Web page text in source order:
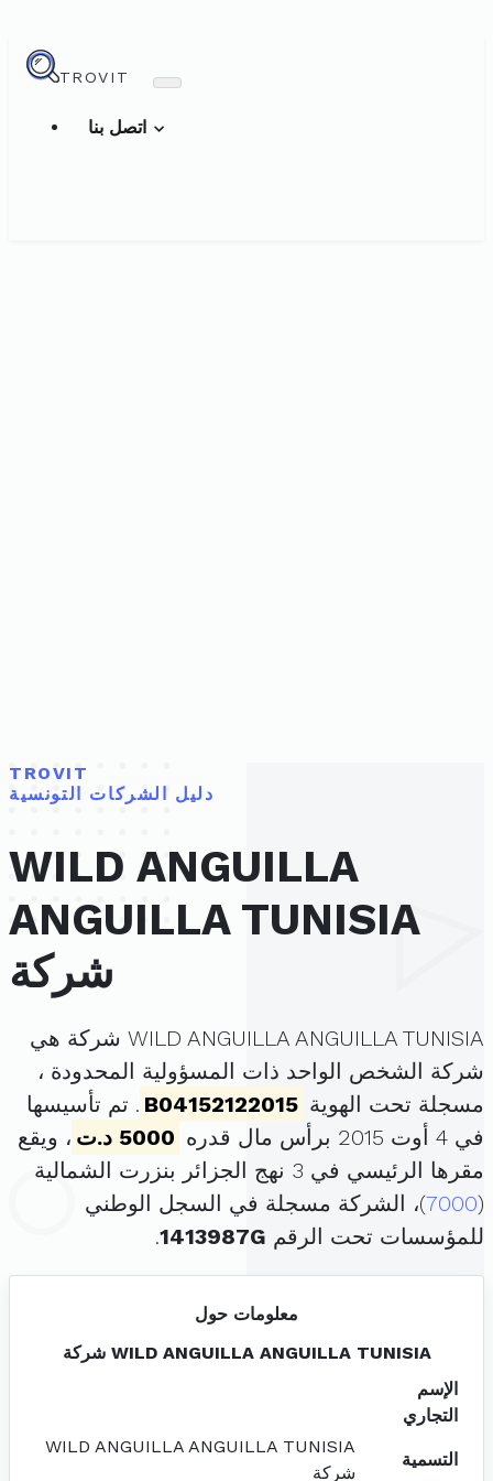
TROVIT
TROVIT
دليل الشركات التونسية
WILD ANGUILLA
ANGUILLA TUNISIA
شركة
WILD ANGUILLA ANGUILLA TUNISIA شركة هي
شركة الشخص الواحد ذات المسؤولية المحدودة ،
مسجلة تحت الهوية B04152122015 . تم تأسيسها
في 4 أوت 2015 برأس مال قدره
5000 د.ت
، ويقع
مقرها الرئيسي في 3 نهج الجزائر بنزرت الشمالية
(
7000)، الشركة مسجلة في السجل الوطني
للمؤسسات تحت الرقم 1413987G
.
معلومات حول
WILD ANGUILLA ANGUILLA TUNISIA شركة
الإسم
التجاري
التسمية
WILD ANGUILLA ANGUILLA TUNISIA
شركة